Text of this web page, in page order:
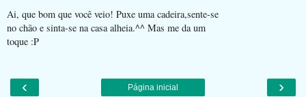
Ai, que bom que você veio! Puxe uma cadeira,sente-se
no chão e sinta-se na casa alheia.^^ Mas me da um
toque :P
‹ ›
Página inicial